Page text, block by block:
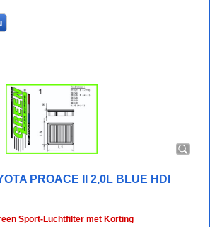
PROACE II 2,0L BLUE HDI
Sport-Luchtfilter met Korting